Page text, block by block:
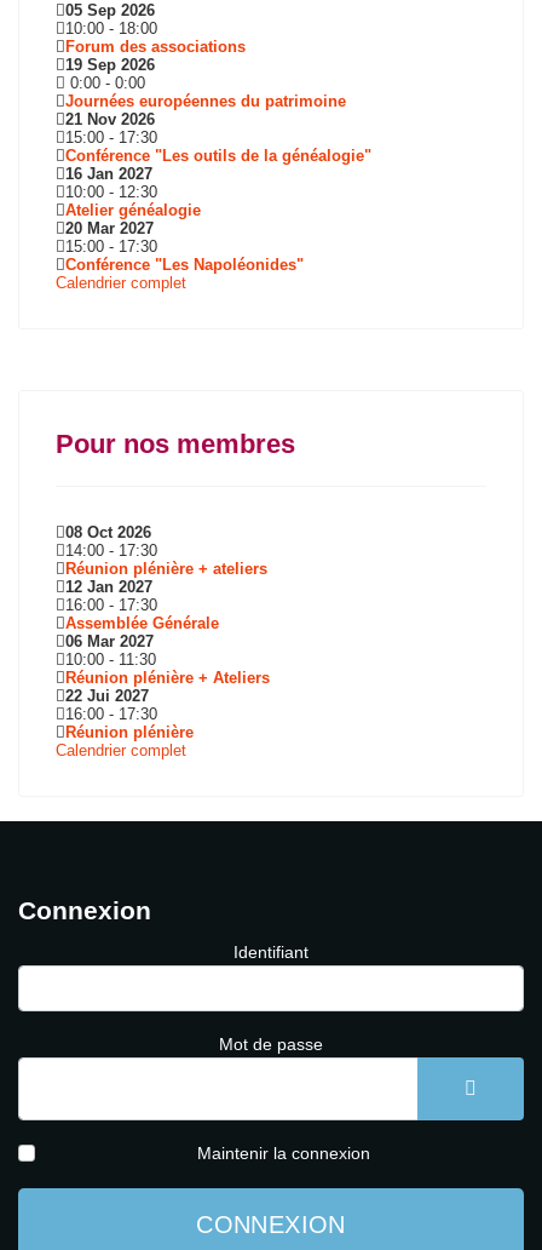
05 Sep 2026
10:00 - 18:00
Forum des associations
19 Sep 2026
0:00 - 0:00
Journées européennes du patrimoine
21 Nov 2026
15:00 - 17:30
Conférence "Les outils de la généalogie"
16 Jan 2027
10:00 - 12:30
Atelier généalogie
20 Mar 2027
15:00 - 17:30
Conférence "Les Napoléonides"
Calendrier complet
Pour nos membres
08 Oct 2026
14:00 - 17:30
Réunion plénière + ateliers
12 Jan 2027
16:00 - 17:30
Assemblée Générale
06 Mar 2027
10:00 - 11:30
Réunion plénière + Ateliers
22 Jui 2027
16:00 - 17:30
Réunion plénière
Calendrier complet
Connexion
Identifiant
Mot de passe
Maintenir la connexion
CONNEXION